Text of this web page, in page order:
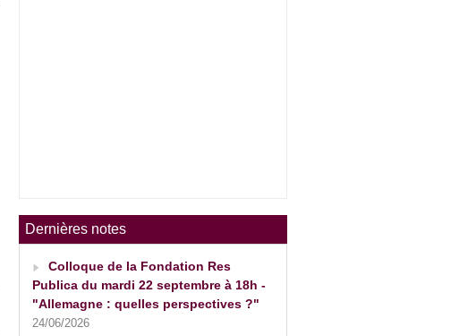
Dernières notes
Colloque de la Fondation Res
Publica du mardi 22 septembre à 18h -
"Allemagne : quelles perspectives ?"
24/06/2026